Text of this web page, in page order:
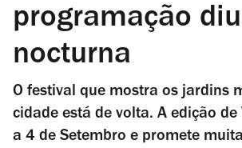
programação
nocturna
O festival que mostra os jardins
cidade está de volta. A edição de
a 4 de Setembro e promete